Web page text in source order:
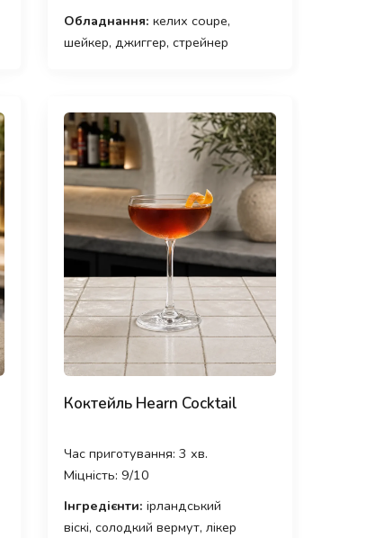
Обладнання: келих coupe,
шейкер, джиггер, стрейнер
Коктейль Hearn Cocktail
Час приготування: 3 хв.
Міцність: 9/10
Інгредієнти: ірландський
віскі, солодкий вермут, лікер